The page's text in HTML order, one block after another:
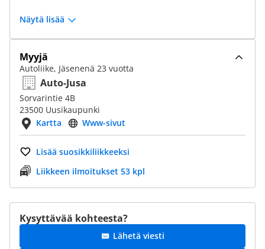
Näytä lisää
Myyjä
Autoliike, Jäsenenä 23 vuotta
Auto-Jusa
Sorvarintie 4B
23500 Uusikaupunki
Kartta
Www-sivut
Lisää suosikkiliikkeeksi
Liikkeen ilmoitukset 53 kpl
Kysyttävää kohteesta?
Lähetä viesti